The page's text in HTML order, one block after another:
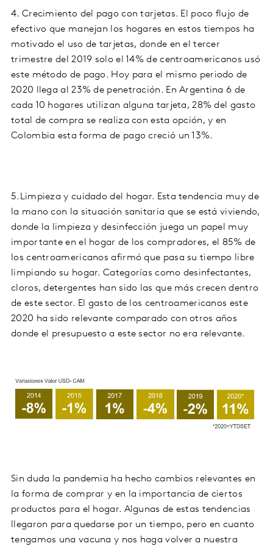
4. Crecimiento del pago con tarjetas. El poco flujo de
efectivo que manejan los hogares en estos tiempos ha
motivado el uso de tarjetas, donde en el tercer
trimestre del 2019 solo el 14% de centroamericanos usó
este método de pago. Hoy para el mismo periodo de
2020 llega al 23% de penetración. En Argentina 6 de
cada 10 hogares utilizan alguna tarjeta, 28% del gasto
total de compra se realiza con esta opción, y en
Colombia esta forma de pago creció un 13%.
5.Limpieza y cuidado del hogar. Esta tendencia muy de
la mano con la situación sanitaria que se está viviendo,
donde la limpieza y desinfección juega un papel muy
importante en el hogar de los compradores, el 85% de
los centroamericanos afirmó que pasa su tiempo libre
limpiando su hogar. Categorías como desinfectantes,
cloros, detergentes han sido las que más crecen dentro
de este sector. El gasto de los centroamericanos este
2020 ha sido relevante comparado con otros años
donde el presupuesto a este sector no era relevante.
Sin duda la pandemia ha hecho cambios relevantes en
la forma de comprar y en la importancia de ciertos
productos para el hogar. Algunas de estas tendencias
llegaron para quedarse por un tiempo, pero en cuanto
tengamos una vacuna y nos haga volver a nuestra